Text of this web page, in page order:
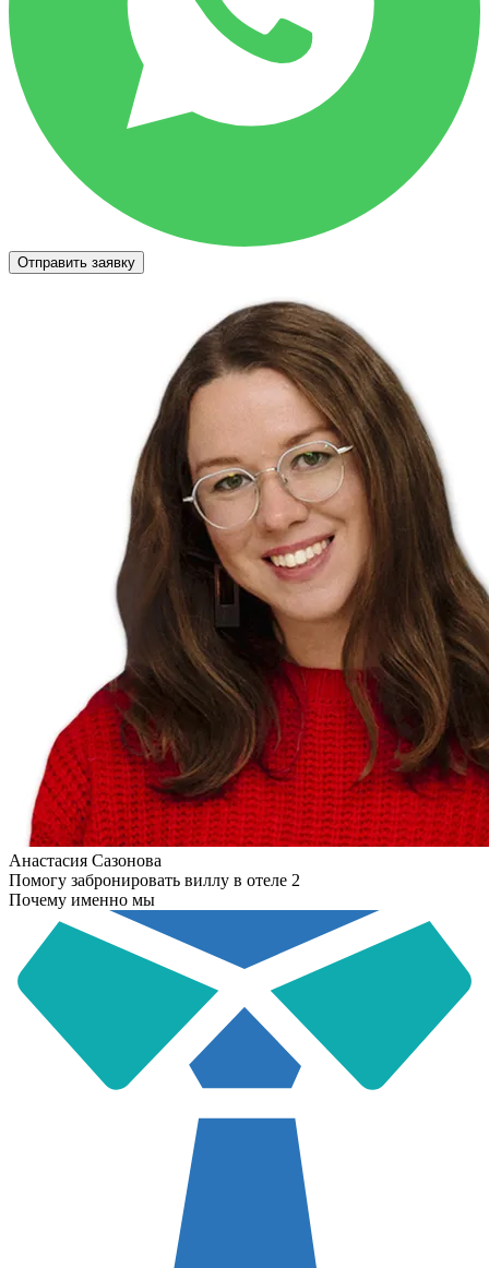
Отправить заявку
Анастасия Сазонова
Помогу забронировать виллу в отеле 2
Почему именно мы